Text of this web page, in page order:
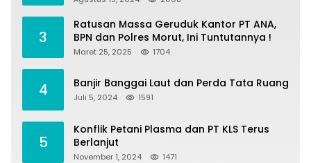
3
Ratusan Massa Geruduk Kantor PT ANA,
BPN dan Polres Morut, Ini Tuntutannya !
Maret 25, 2025 1704
4 Banjir Banggai Laut dan Perda Tata Ruang
Juli 5, 2024 1591
5
Konflik Petani Plasma dan PT KLS Terus
Berlanjut
November 1, 2024 1471